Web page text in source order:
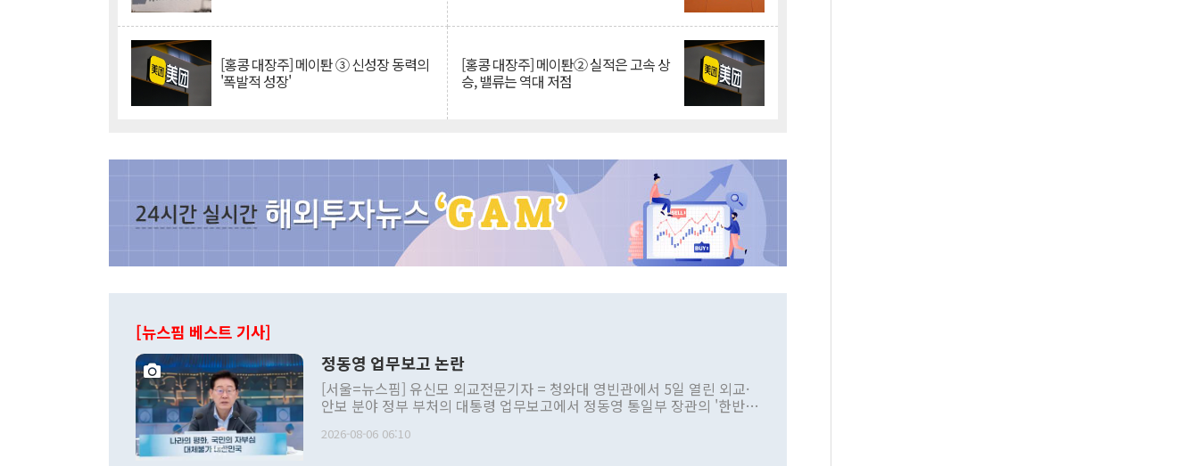
[홍콩 대장주] 메이퇀 ③ 신성장 동력의
'폭발적 성장'
[홍콩 대장주] 메이퇀② 실적은 고속 상
승, 밸류는 역대 저점
[뉴스핌 베스트 기사]
정동영 업무보고 논란
[서울=뉴스핌] 유신모 외교전문기자 = 청와대 영빈관에서 5일 열린 외교·
안보 분야 정부 부처의 대통령 업무보고에서 정동영 통일부 장관의 '한반도
발언 중에는 정부 내 조율을 거치지 않은 사안을 정책으로 추진하겠다고 공
2026-08-06 06:10